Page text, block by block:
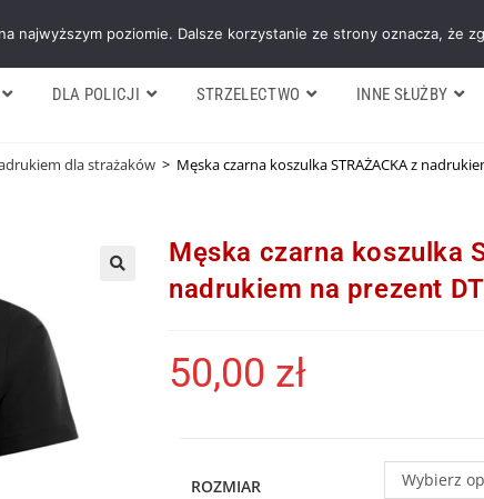
DLA POLICJI STRZELECTWO INNE SŁUŻBY
dla strażaków > Męska czarna koszulka STRAŻACKA z
Męska czarna koszulka
nadrukiem na prezent
50,00 zł
ROZMIAR Wybierz
najwyższym poziomie. Dalsze korzystanie ze strony oznacza, że